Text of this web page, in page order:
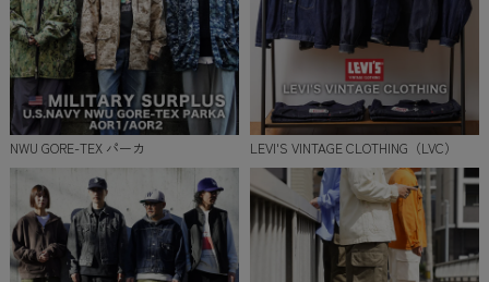
NWU GORE-TEX パーカ LEVI'S VINTAGE CLOTHING（LVC）